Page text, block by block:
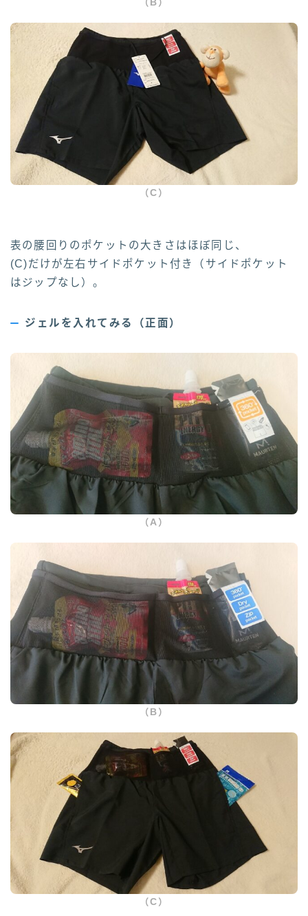
（B）
（C）
表の腰回りのポケットの大きさはほぼ同じ、
(C)だけが左右サイドポケット付き（サイドポケット
はジップなし）。
ジェルを入れてみる（正面）
（A）
（B）
（C）